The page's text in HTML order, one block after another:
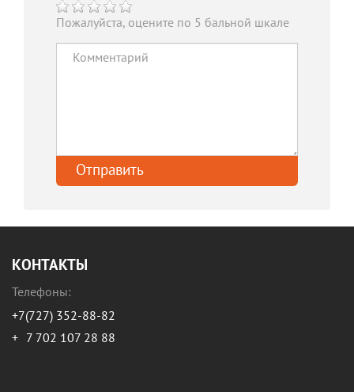
Пожалуйста, оцените по 5 бальной шкале
КОНТАКТЫ
Телефоны:
+7(727) 352-88-82
+ 7 702 107 28 88